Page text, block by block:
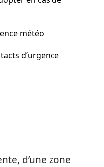
météo
d’urgence
d’une zone